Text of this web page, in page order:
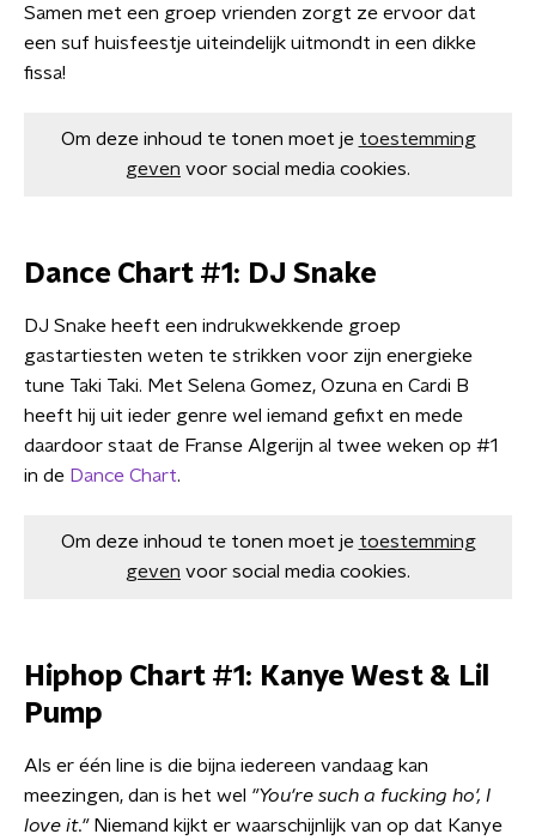
Samen met een groep vrienden zorgt ze ervoor dat
een suf huisfeestje uiteindelijk uitmondt in een dikke
fissa!
Om deze inhoud te tonen moet je toestemming
geven voor social media cookies.
Dance Chart #1: DJ Snake
DJ Snake heeft een indrukwekkende groep
gastartiesten weten te strikken voor zijn energieke
tune Taki Taki. Met Selena Gomez, Ozuna en Cardi B
heeft hij uit ieder genre wel iemand gefixt en mede
daardoor staat de Franse Algerijn al twee weken op #1
in de Dance Chart.
Om deze inhoud te tonen moet je toestemming
geven voor social media cookies.
Hiphop Chart #1: Kanye West & Lil
Pump
Als er één line is die bijna iedereen vandaag kan
meezingen, dan is het wel "You're such a fucking ho', I
love it."Niemand kijkt er waarschijnlijk van op dat Kanye